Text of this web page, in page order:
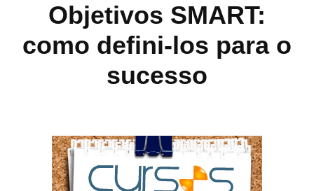
Objetivos SMART:
como defini-los para o
sucesso